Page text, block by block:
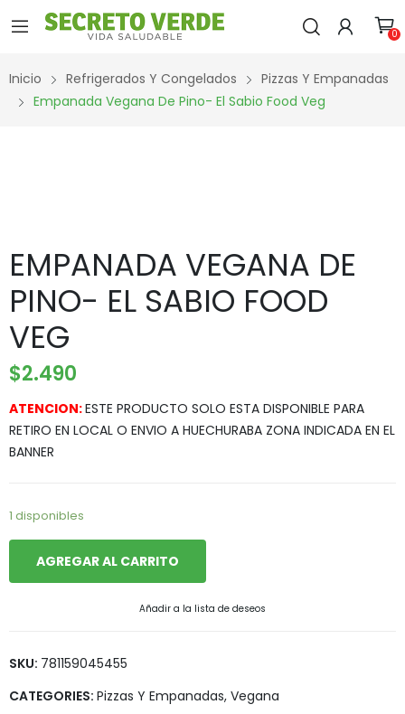
0
Inicio Refrigerados Y Congelados
Pizzas Y Empanadas
Empanada Vegana De Pino- El Sabio Food Veg
EMPANADA VEGANA DE
PINO- EL SABIO FOOD
VEG
$2.490
ATENCION:ESTE PRODUCTO SOLO ESTA DISPONIBLE PARA
RETIRO EN LOCAL O ENVIO A HUECHURABA ZONA INDICADA EN EL
BANNER
1 disponibles
AGREGAR AL CARRITO
Añadir a la lista de deseos
SKU: 781159045455
CATEGORIES: Pizzas Y Empanadas, Vegana